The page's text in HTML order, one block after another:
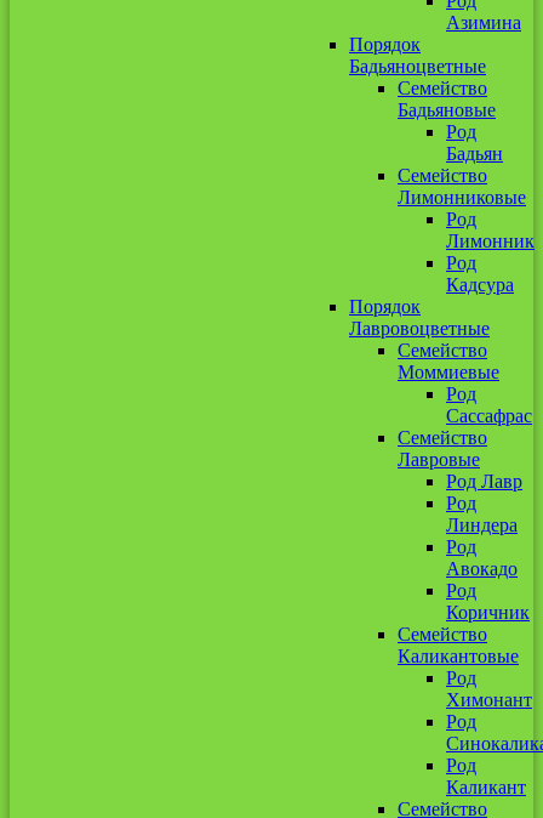
Азимина
Порядок
Бадьяноцветные
Семейство
Бадьяновые
Род
Бадьян
Семейство
Лимонниковые
Род
Лимонник
Род
Кадсура
Порядок
Лавровоцветные
Семейство
Моммиевые
Род
Сассафрас
Семейство
Лавровые
Род Лавр
Род
Линдера
Род
Авокадо
Род
Коричник
Семейство
Каликантовые
Род
Химонант
Род
Род
Каликант
Семейство